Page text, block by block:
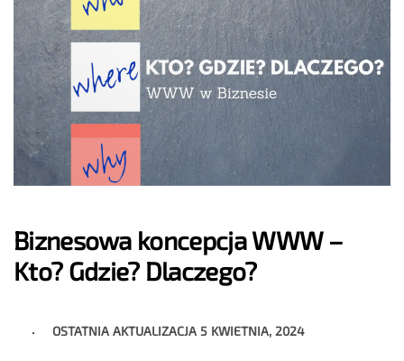
Biznesowa koncepcja WWW –
Kto? Gdzie? Dlaczego?
OSTATNIA AKTUALIZACJA 5 KWIETNIA, 2024